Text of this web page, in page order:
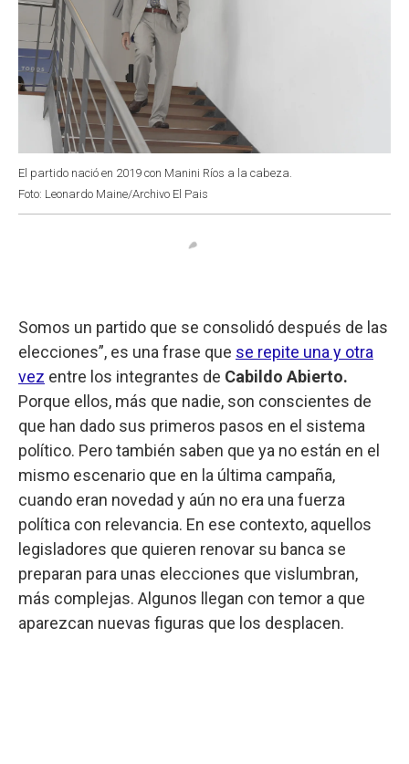
El partido nació en 2019 con Manini Ríos a la cabeza.
Foto: Leonardo Maine/Archivo El Pais
Somos un partido que se consolidó después de las
elecciones”, es una frase que se repite una y otra
vez entre los integrantes de Cabildo Abierto.
Porque ellos, más que nadie, son conscientes de
que han dado sus primeros pasos en el sistema
político. Pero también saben que ya no están en el
mismo escenario que en la última campaña,
cuando eran novedad y aún no era una fuerza
política con relevancia. En ese contexto, aquellos
legisladores que quieren renovar su banca se
preparan para unas elecciones que vislumbran,
más complejas. Algunos llegan con temor a que
aparezcan nuevas figuras que los desplacen.